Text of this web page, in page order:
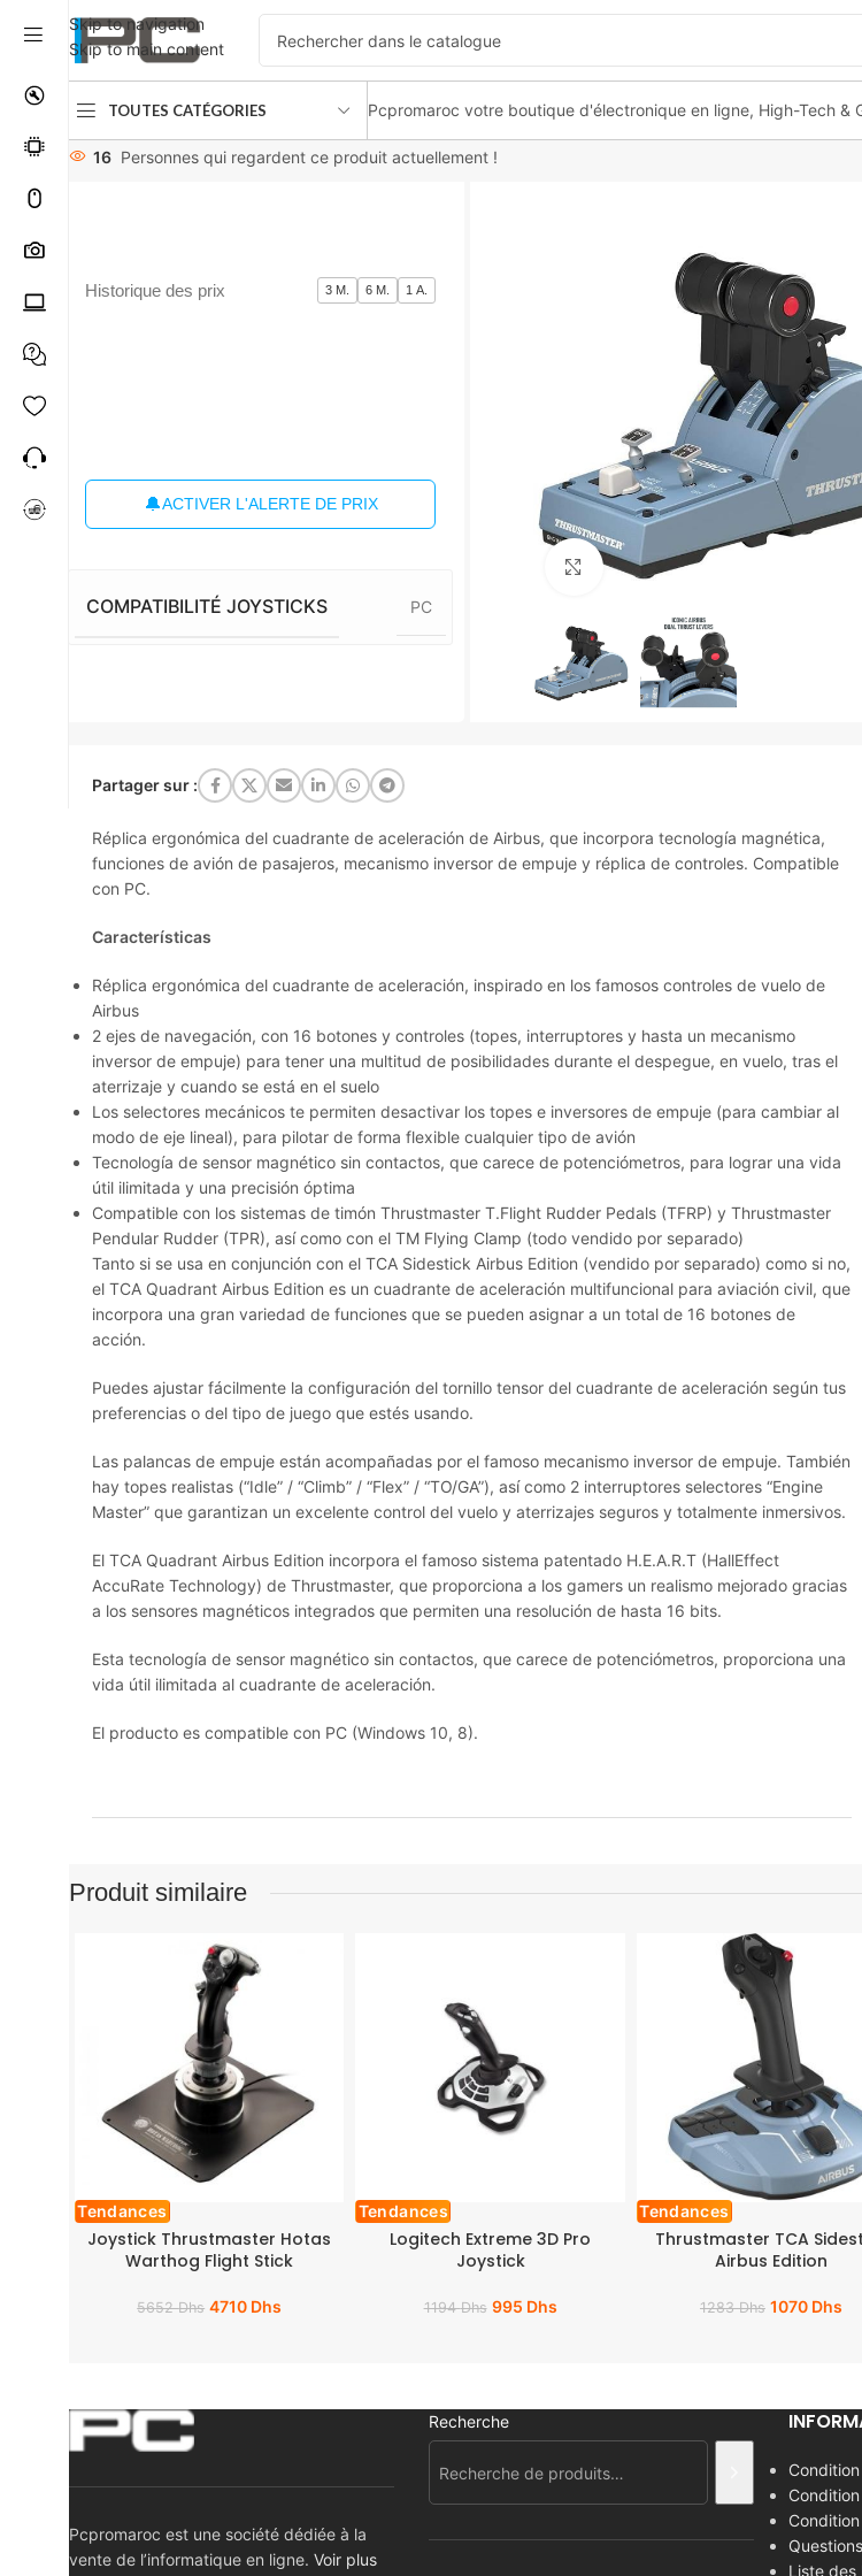
Skip to navigation
Skip to main content
TOUTES CATÉGORIES Pcpromaroc votre boutique d'électronique en ligne, High-Tech &
Accueil Joysticks Thrustmaster TCA Quadrant Airbus Edition
16 Personnes qui regardent ce produit actuellement !
Historique des prix 3 M. 6 M. 1 A.
🔔ACTIVER L'ALERTE DE PRIX
COMPATIBILITÉ JOYSTICKS PC
Agrandir
Partager sur :
Réplica ergonómica del cuadrante de aceleración de Airbus, que incorpora tecnología magnética,
funciones de avión de pasajeros, mecanismo inversor de empuje y réplica de controles. Compatible
con PC.
Características
Réplica ergonómica del cuadrante de aceleración, inspirado en los famosos controles de vuelo de
Airbus
2 ejes de navegación, con 16 botones y controles (topes, interruptores y hasta un mecanismo
inversor de empuje) para tener una multitud de posibilidades durante el despegue, en vuelo, tras el
aterrizaje y cuando se está en el suelo
Los selectores mecánicos te permiten desactivar los topes e inversores de empuje (para cambiar al
modo de eje lineal), para pilotar de forma flexible cualquier tipo de avión
Tecnología de sensor magnético sin contactos, que carece de potenciómetros, para lograr una vida
útil ilimitada y una precisión óptima
Compatible con los sistemas de timón Thrustmaster T.Flight Rudder Pedals (TFRP) y Thrustmaster
Pendular Rudder (TPR), así como con el TM Flying Clamp (todo vendido por separado)
Tanto si se usa en conjunción con el TCA Sidestick Airbus Edition (vendido por separado) como si no,
el TCA Quadrant Airbus Edition es un cuadrante de aceleración multifuncional para aviación civil, que
incorpora una gran variedad de funciones que se pueden asignar a un total de 16 botones de
acción.
Puedes ajustar fácilmente la configuración del tornillo tensor del cuadrante de aceleración según tus
preferencias o del tipo de juego que estés usando.
Las palancas de empuje están acompañadas por el famoso mecanismo inversor de empuje. También
hay topes realistas (“Idle” / “Climb” / “Flex” / “TO/GA”), así como 2 interruptores selectores “Engine
Master” que garantizan un excelente control del vuelo y aterrizajes seguros y totalmente inmersivos.
El TCA Quadrant Airbus Edition incorpora el famoso sistema patentado H.E.A.R.T (HallEffect
AccuRate Technology) de Thrustmaster, que proporciona a los gamers un realismo mejorado gracias
a los sensores magnéticos integrados que permiten una resolución de hasta 16 bits.
Esta tecnología de sensor magnético sin contactos, que carece de potenciómetros, proporciona una
vida útil ilimitada al cuadrante de aceleración.
El producto es compatible con PC (Windows 10, 8).
Produit similaire
Tendances
Joystick Thrustmaster Hotas
Warthog Flight Stick
5652Dhs 4710 Dhs
Tendances
Logitech Extreme 3D Pro
Joystick
1194Dhs 995 Dhs
Tendances
Thrustmaster TCA
Airbus Edition
1283Dhs 1070 Dhs
Pcpromaroc est une société dédiée à la
vente de l’informatique en ligne. Voir plus
Recherche
Liste des